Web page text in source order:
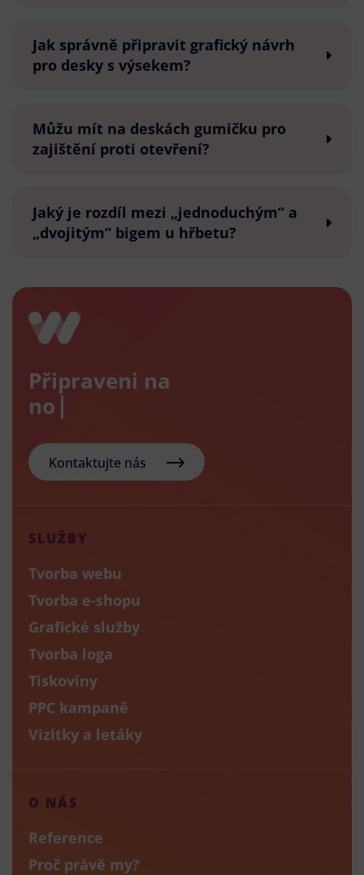
Jak správně připravit grafický návrh
pro desky s výsekem?
Můžu mít na deskách gumičku pro
zajištění proti otevření?
Jaký je rozdíl mezi „jednoduchým“ a
„dvojitým“ bigem u hřbetu?
Připraveni na
nový e-
Kontaktujte nás
SLUŽBY
Tvorba webu
Tvorba e-shopu
Grafické služby
Tvorba loga
Tiskoviny
PPC kampaně
Vizitky a letáky
O NÁS
Reference
Proč právě my?